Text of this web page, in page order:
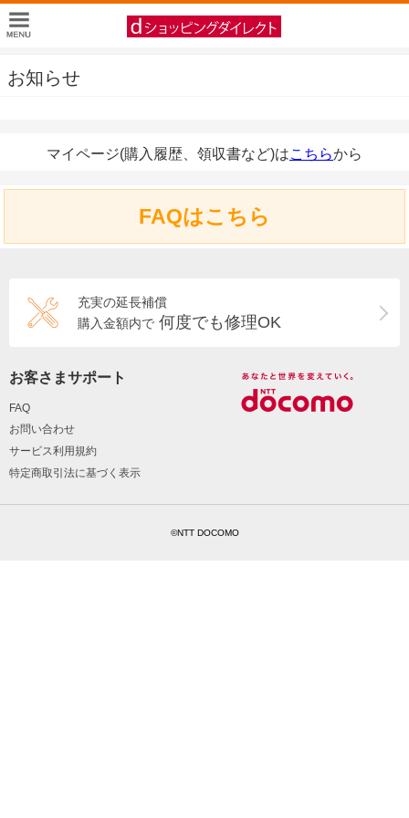
お知らせ
マイページ(購入履歴、領収書など)はこちらから
FAQはこちら
充実の延長補償
購入金額内で 何度でも修理OK
お客さまサポート
FAQ
お問い合わせ
サービス利用規約
特定商取引法に基づく表示
©NTT DOCOMO